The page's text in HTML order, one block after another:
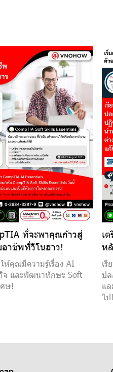
ที่จะพาคุณก้าวสู่
อาชีพที่วีโนฮาว!
ห้คุณมีความรู้เรื่อง AI
กิจ และพัฒนาทักษะ Soft
ศษ!
เ
ห
เ
ป
แ
ไป!